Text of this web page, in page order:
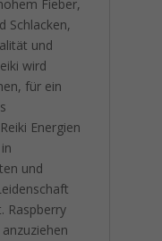
Fieber,
Schlacken,
und
wird
für ein
Energien
und
Raspberry